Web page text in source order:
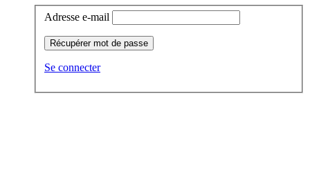
Adresse e-mail
Récupérer mot de passe
Se connecter